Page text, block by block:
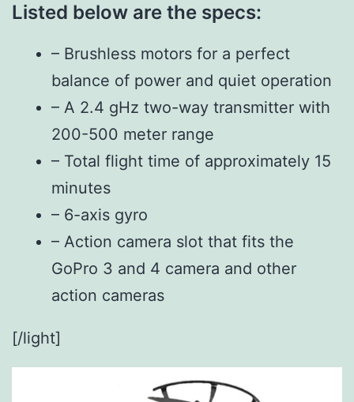
Listed below are the specs:
– Brushless motors for a perfect
balance of power and quiet operation
– A 2.4 gHz two-way transmitter with
200-500 meter range
– Total flight time of approximately 15
minutes
– 6-axis gyro
– Action camera slot that fits the
GoPro 3 and 4 camera and other
action cameras
[/light]